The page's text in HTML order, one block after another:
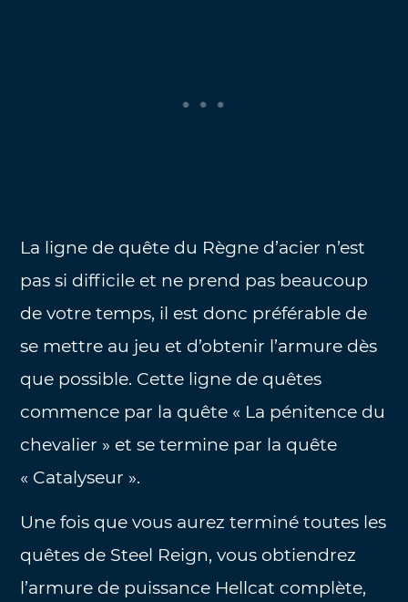
La ligne de quête du Règne d’acier n’est
pas si difficile et ne prend pas beaucoup
de votre temps, il est donc préférable de
se mettre au jeu et d’obtenir l’armure dès
que possible. Cette ligne de quêtes
commence par la quête « La pénitence du
chevalier » et se termine par la quête
« Catalyseur ».
Une fois que vous aurez terminé toutes les
quêtes de Steel Reign, vous obtiendrez
l’armure de puissance Hellcat complète,